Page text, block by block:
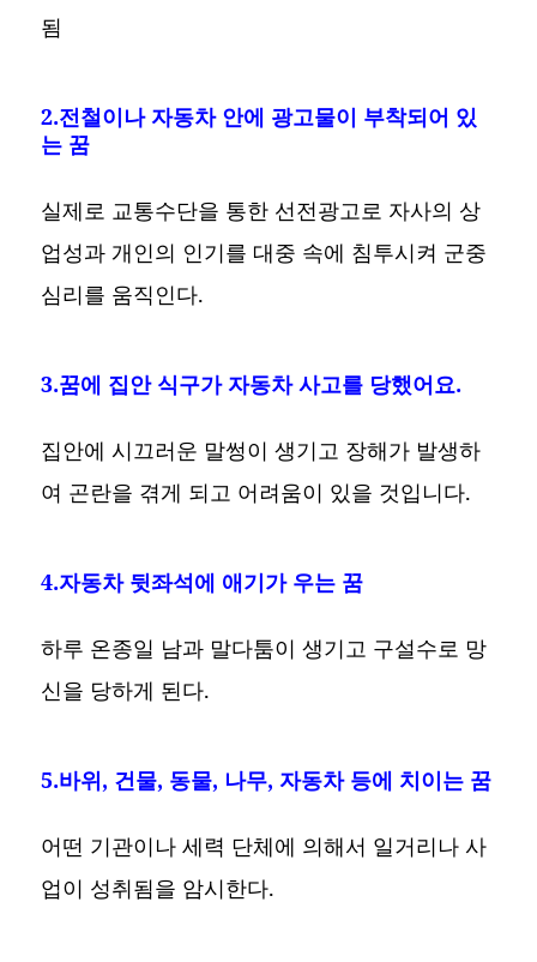
됨
2.전철이나 자동차 안에 광고물이 부착되어 있
는 꿈
실제로 교통수단을 통한 선전광고로 자사의 상
업성과 개인의 인기를 대중 속에 침투시켜 군중
심리를 움직인다.
3.꿈에 집안 식구가 자동차 사고를 당했어요.
집안에 시끄러운 말썽이 생기고 장해가 발생하
여 곤란을 겪게 되고 어려움이 있을 것입니다.
4.자동차 뒷좌석에 애기가 우는 꿈
하루 온종일 남과 말다툼이 생기고 구설수로 망
신을 당하게 된다.
5.바위, 건물, 동물, 나무, 자동차 등에 치이는 꿈
어떤 기관이나 세력 단체에 의해서 일거리나 사
업이 성취됨을 암시한다.